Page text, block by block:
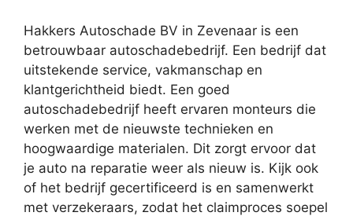
Hakkers Autoschade BV in Zevenaar is een
betrouwbaar autoschadebedrijf. Een bedrijf dat
uitstekende service, vakmanschap en
klantgerichtheid biedt. Een goed
autoschadebedrijf heeft ervaren monteurs die
werken met de nieuwste technieken en
hoogwaardige materialen. Dit zorgt ervoor dat
je auto na reparatie weer als nieuw is. Kijk ook
of het bedrijf gecertificeerd is en samenwerkt
met verzekeraars, zodat het claimproces soepel